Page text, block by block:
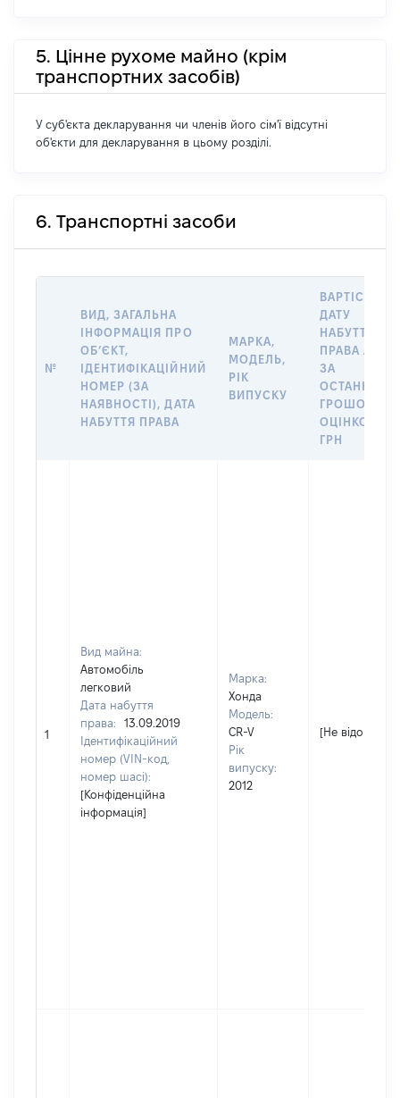
5. Цінне рухоме майно (крім
транспортних засобів)
У суб'єкта декларування чи членів його сім'ї відсутні
об'єкти для декларування в цьому розділі.
6. Транспортні засоби
№
ВИД, ЗАГАЛЬНА
ІНФОРМАЦІЯ ПРО
ОБʼЄКТ,
ІДЕНТИФІКАЦІЙНИЙ
НОМЕР (ЗА
НАЯВНОСТІ), ДАТА
НАБУТТЯ ПРАВА
МАРКА,
МОДЕЛЬ,
РІК
ВИПУСКУ
ВАРТІСТЬ НА
ДАТУ
НАБУТТЯ
ПРАВА АБО
ЗА
ГРОШОВОЮ
ОЦІНКОЮ,
ГРН
1
Вид майна:
Автомобіль
легковий
Дата набуття
права:
13.09.2019
Ідентифікаційний
номер (VIN-код,
номер шасі):
[Конфіденційна
інформація]
Марка:
Хонда
Модель:
CR-V
Рік
випуску:
2012
[Не відомо]